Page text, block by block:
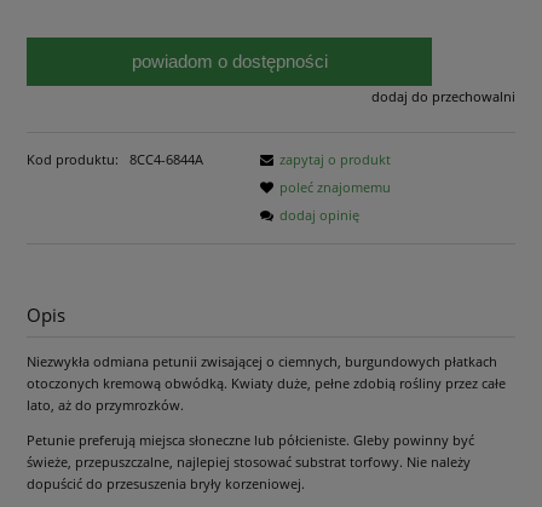
powiadom o dostępności
dodaj do przechowalni
Kod produktu: 8CC4-6844A
zapytaj o produkt
poleć znajomemu
dodaj opinię
Opis
Niezwykła odmiana petunii zwisającej o ciemnych, burgundowych płatkach
otoczonych kremową obwódką. Kwiaty duże, pełne zdobią rośliny przez całe
lato, aż do przymrozków.
Petunie preferują miejsca słoneczne lub półcieniste. Gleby powinny być
świeże, przepuszczalne, najlepiej stosować substrat torfowy. Nie należy
dopuścić do przesuszenia bryły korzeniowej.